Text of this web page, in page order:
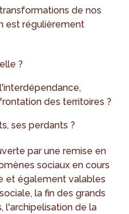
de nos
est régulièrement
?
des territoires ?
ses perdants ?
par une remise en
sociaux en cours
et également valables
la fin des grands
l'archipelisation de la